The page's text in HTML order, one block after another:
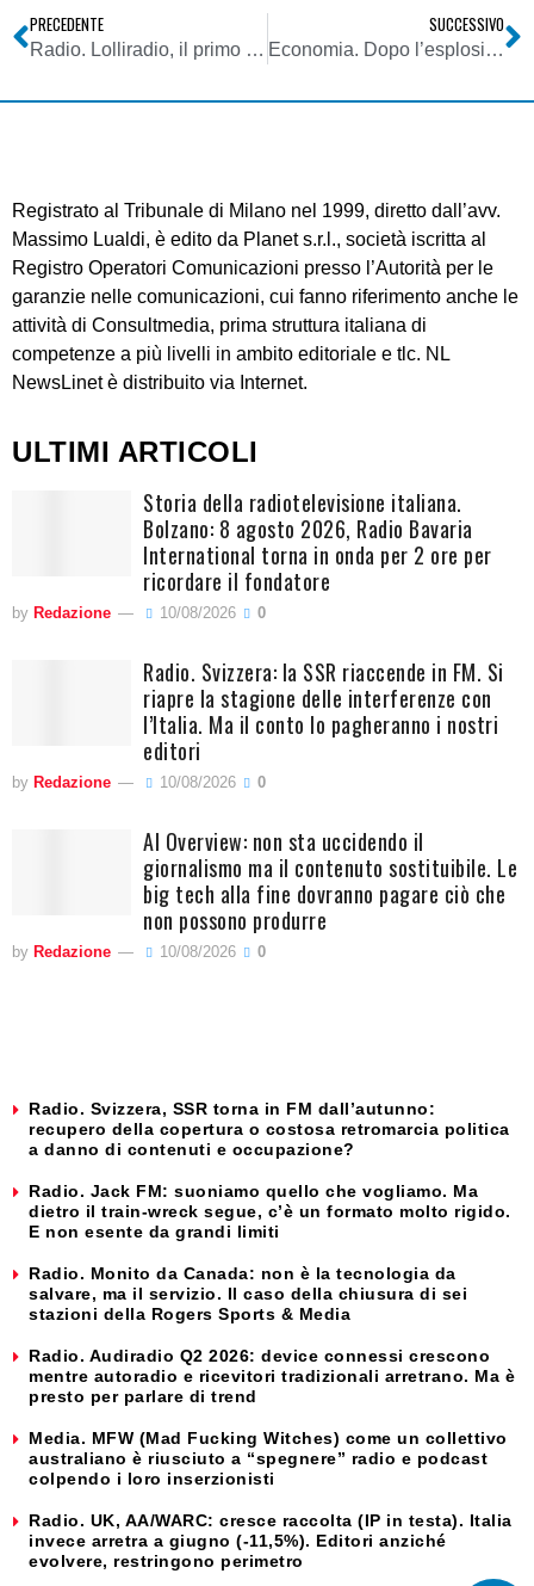
PRECEDENTE
Radio. Lolliradio, il primo brand bouquet indipendente affida la commercializzazione del digital audio a Teamradio. L’IP Radio diventa adulta anche da noi
SUCCESSIVO
Economia. Dopo l’esplosione della vendita online (che rimane comunque su livelli elevatissimi rispetto al 2019), torna la voglia dell’esperienza fisica dell’acquisto
Registrato al Tribunale di Milano nel 1999, diretto dall’avv.
Massimo Lualdi, è edito da Planet s.r.l., società iscritta al
Registro Operatori Comunicazioni presso l’Autorità per le
garanzie nelle comunicazioni, cui fanno riferimento anche le
attività di Consultmedia, prima struttura italiana di
competenze a più livelli in ambito editoriale e tlc. NL
NewsLinet è distribuito via Internet.
ULTIMI ARTICOLI
Storia della radiotelevisione italiana.
Bolzano: 8 agosto 2026, Radio Bavaria
International torna in onda per 2 ore per
ricordare il fondatore
by Redazione 10/08/2026 0
Radio. Svizzera: la SSR riaccende in FM. Si
riapre la stagione delle interferenze con
l’Italia. Ma il conto lo pagheranno i nostri
editori
by Redazione 10/08/2026 0
AI Overview: non sta uccidendo il
giornalismo ma il contenuto sostituibile. Le
big tech alla fine dovranno pagare ciò che
non possono produrre
by Redazione 10/08/2026 0
Radio. Svizzera, SSR torna in FM dall’autunno:
recupero della copertura o costosa retromarcia politica
a danno di contenuti e occupazione?
Radio. Jack FM: suoniamo quello che vogliamo. Ma
dietro il train-wreck segue, c’è un formato molto rigido.
E non esente da grandi limiti
Radio. Monito da Canada: non è la tecnologia da
salvare, ma il servizio. Il caso della chiusura di sei
stazioni della Rogers Sports & Media
Radio. Audiradio Q2 2026: device connessi crescono
mentre autoradio e ricevitori tradizionali arretrano. Ma è
presto per parlare di trend
Media. MFW (Mad Fucking Witches) come un collettivo
australiano è riusciuto a “spegnere” radio e podcast
colpendo i loro inserzionisti
Radio. UK, AA/WARC: cresce raccolta (IP in testa). Italia
invece arretra a giugno (-11,5%). Editori anziché
evolvere, restringono perimetro